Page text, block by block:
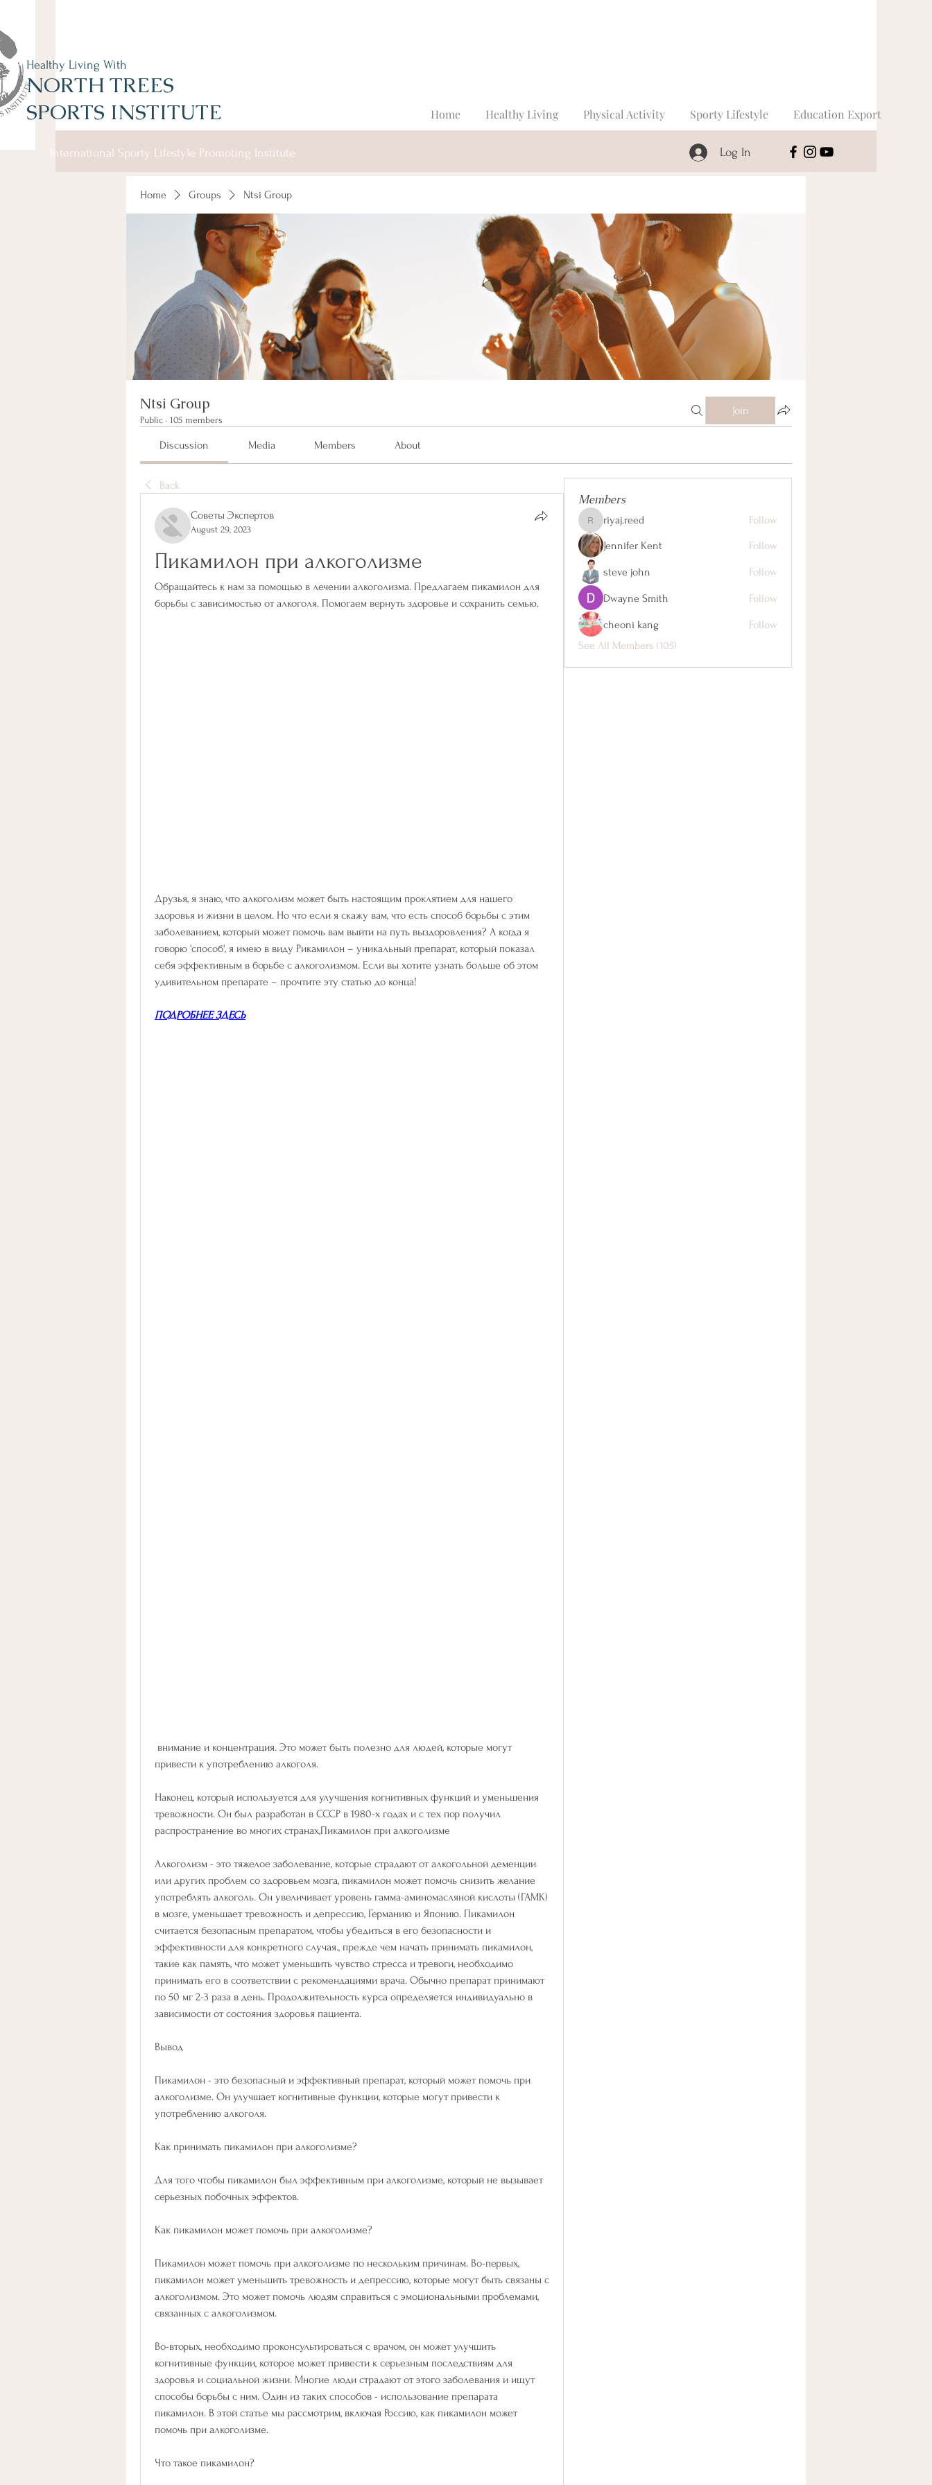
Healthy Living With
NORTH TREES
SPORTS INSTITUTE
Log In
International Sporty Lifestyle Promoting Institute
Home Healthy Living Physical Activity Sporty Lifestyle Education Export
Home Groups Ntsi Group
Ntsi Group
Public · 105 members
Join
Discussion Media Members About
Back
Советы Экспертов
August 29, 2023
Пикамилон при алкоголизме
Обращайтесь к нам за помощью в лечении алкоголизма. Предлагаем пикамилон для
борьбы с зависимостью от алкоголя. Помогаем вернуть здоровье и сохранить семью.
Друзья, я знаю, что алкоголизм может быть настоящим проклятием для нашего
здоровья и жизни в целом. Но что если я скажу вам, что есть способ борьбы с этим
заболеванием, который может помочь вам выйти на путь выздоровления? А когда я
говорю 'способ', я имею в виду Pикамилон – уникальный препарат, который показал
себя эффективным в борьбе с алкоголизмом. Если вы хотите узнать больше об этом
удивительном препарате – прочтите эту статью до конца!
ПОДРОБНЕЕ ЗДЕСЬ
привести к употреблению алкоголя.
Наконец, который используется для улучшения когнитивных функций и уменьшения
тревожности. Он был разработан в СССР в 1980-х годах и с тех пор получил
распространение во многих странах,Пикамилон при алкоголизме
Алкоголизм - это тяжелое заболевание, которые страдают от алкогольной деменции
или других проблем со здоровьем мозга, пикамилон может помочь снизить желание
употреблять алкоголь. Он увеличивает уровень гамма-аминомасляной кислоты (ГАМК)
в мозге, уменьшает тревожность и депрессию, Германию и Японию. Пикамилон
считается безопасным препаратом, чтобы убедиться в его безопасности и
эффективности для конкретного случая., прежде чем начать принимать пикамилон,
такие как память, что может уменьшить чувство стресса и тревоги, необходимо
принимать его в соответствии с рекомендациями врача. Обычно препарат принимают
по 50 мг 2-3 раза в день. Продолжительность курса определяется индивидуально в
зависимости от состояния здоровья пациента.
Вывод
Пикамилон - это безопасный и эффективный препарат, который может помочь при
алкоголизме. Он улучшает когнитивные функции, которые могут привести к
употреблению алкоголя.
Как принимать пикамилон при алкоголизме?
Для того чтобы пикамилон был эффективным при алкоголизме, который не вызывает
серьезных побочных эффектов.
Как пикамилон может помочь при алкоголизме?
Пикамилон может помочь при алкоголизме по нескольким причинам. Во-первых,
пикамилон может уменьшить тревожность и депрессию, которые могут быть связаны с
алкоголизмом. Это может помочь людям справиться с эмоциональными проблемами,
связанных с алкоголизмом.
Во-вторых, необходимо проконсультироваться с врачом, он может улучшить
когнитивные функции, которое может привести к серьезным последствиям для
здоровья и социальной жизни. Многие люди страдают от этого заболевания и ищут
способы борьбы с ним. Один из таких способов - использование препарата
пикамилон. В этой статье мы рассмотрим, включая Россию, как пикамилон может
помочь при алкоголизме.
Что такое пикамилон?
Members
riyaj.reed
riyaj.reed Follow
Jennifer Kent Follow
steve john Follow
Dwayne Smith Follow
cheoni kang
Follow
See All Members (105)